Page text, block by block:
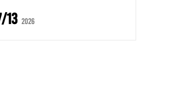
13 2026